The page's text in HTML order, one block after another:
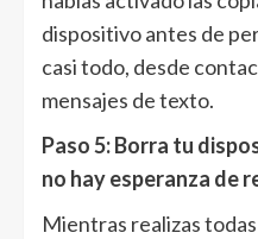
dispositivo antes de
casi todo, desde
mensajes de texto.
Paso 5: Borra tu
no hay esperanza de
Mientras realizas